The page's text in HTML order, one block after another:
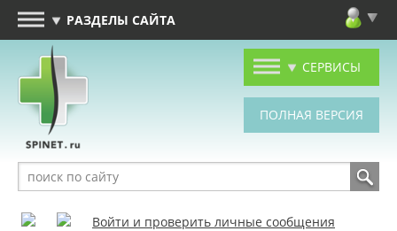
РАЗДЕЛЫ САЙТА
СЕРВИСЫ
Войти и проверить личные сообщения